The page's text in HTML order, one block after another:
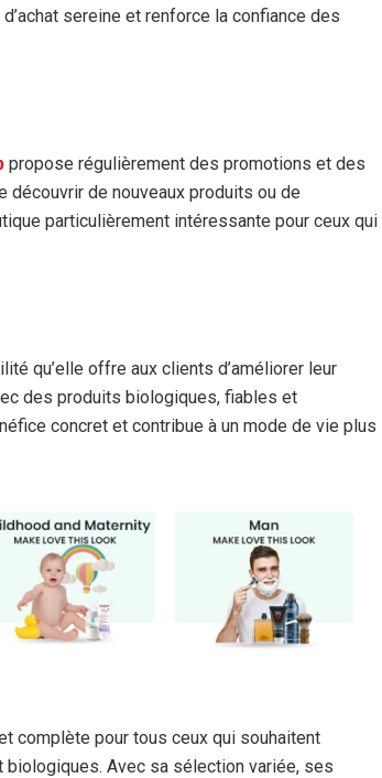
sereine et renforce la confiance des
propose régulièrement des promotions et des
de nouveaux produits ou de
particulièrement intéressante pour ceux qui
qu’elle offre aux clients d’améliorer leur
des produits biologiques, fiables et
concret et contribue à un mode de vie plus
complète pour tous ceux qui souhaitent
Avec sa sélection variée, ses